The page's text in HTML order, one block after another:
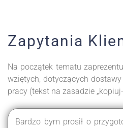
Zapytania
Na początek tematu
wziętych, dotyczących
pracy (tekst na zasadzie
Bardzo bym prosił o